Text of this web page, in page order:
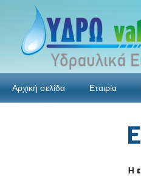
Αρχική σελίδα Εταιρία